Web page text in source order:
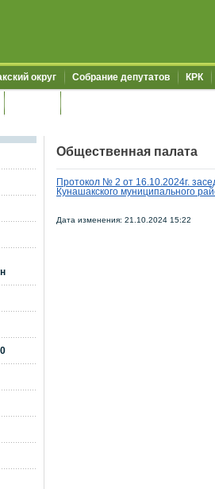
округ Собрание депутатов КРК
Общественная палата
Протокол № 2 от 16.10.2024г.
Кунашакского муниципального
Дата изменения: 21.10.2024 15:22